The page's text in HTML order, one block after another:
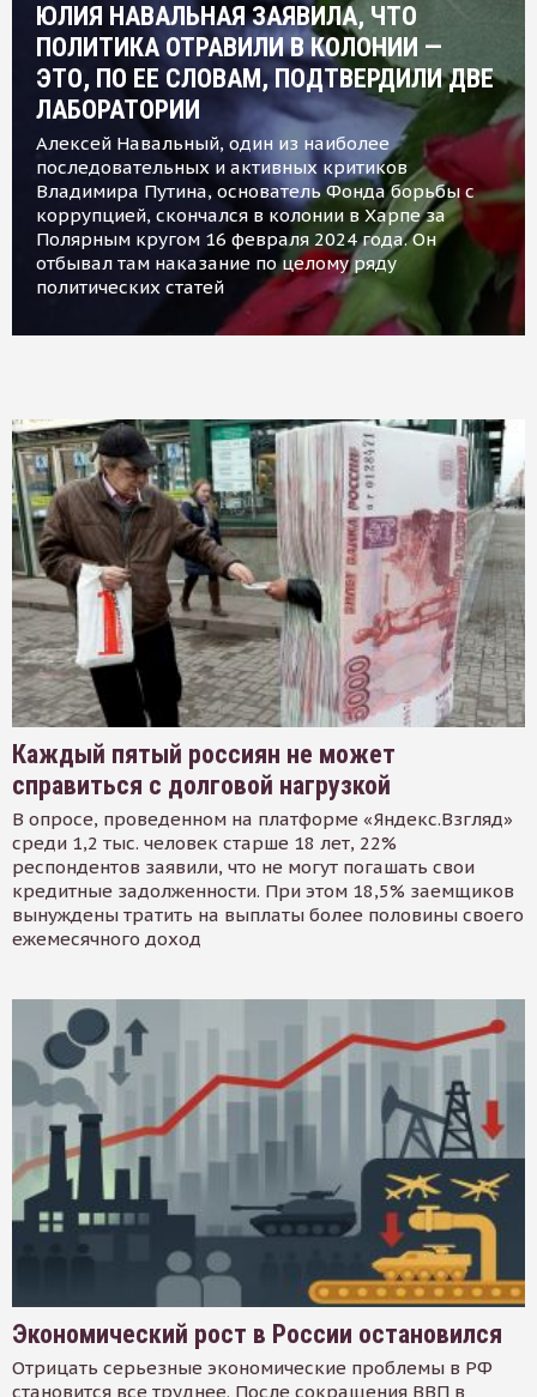
ЮЛИЯ НАВАЛЬНАЯ ЗАЯВИЛА, ЧТО
ПОЛИТИКА ОТРАВИЛИ В КОЛОНИИ —
ЭТО, ПО ЕЕ СЛОВАМ, ПОДТВЕРДИЛИ ДВЕ
ЛАБОРАТОРИИ
Алексей Навальный, один из наиболее
последовательных и активных критиков
Владимира Путина, основатель Фонда борьбы с
коррупцией, скончался в колонии в Харпе за
Полярным кругом 16 февраля 2024 года. Он
отбывал там наказание по целому ряду
политических статей
Каждый пятый россиян не может
справиться с долговой нагрузкой
В опросе, проведенном на платформе «Яндекс.Взгляд»
среди 1,2 тыс. человек старше 18 лет, 22%
респондентов заявили, что не могут погашать свои
кредитные задолженности. При этом 18,5% заемщиков
вынуждены тратить на выплаты более половины своего
ежемесячного доход
Экономический рост в России остановился
Отрицать серьезные экономические проблемы в РФ
становится все труднее. После сокращения ВВП в